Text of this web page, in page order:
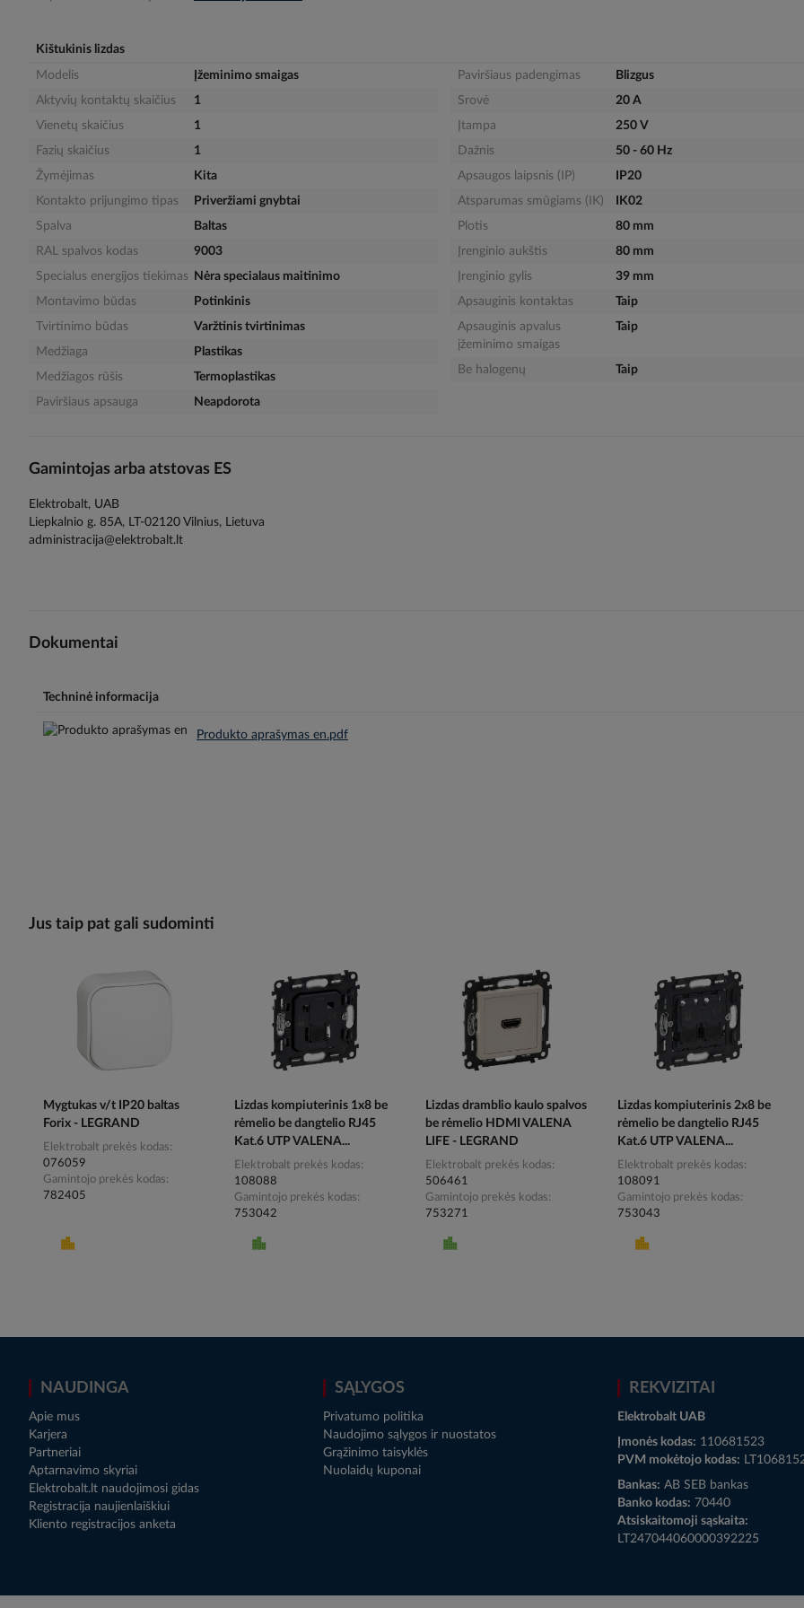
Kištukinis lizdas
Modelis
Įžeminimo smaigas
Aktyvių kontaktų skaičius
1
Vienetų skaičius
1
Fazių skaičius
1
Žymėjimas
Kita
Kontakto prijungimo tipas
Priveržiami gnybtai
Spalva
Baltas
RAL spalvos kodas
9003
Specialus energijos tiekimas
Nėra specialaus maitinimo
Montavimo būdas
Potinkinis
Tvirtinimo būdas
Varžtinis tvirtinimas
Medžiaga
Plastikas
Medžiagos rūšis
Termoplastikas
Paviršiaus apsauga
Neapdorota
Paviršiaus padengimas
Blizgus
Srovė
20 A
Įtampa
250 V
Dažnis
50 - 60 Hz
Apsaugos laipsnis (IP)
IP20
Atsparumas smūgiams (IK)
IK02
Plotis
80 mm
Įrenginio aukštis
80 mm
Įrenginio gylis
39 mm
Apsauginis kontaktas
Taip
Apsauginis apvalus
įžeminimo smaigas
Taip
Be halogenų Taip
Gamintojas arba atstovas ES
Elektrobalt, UAB
Liepkalnio g. 85A, LT-02120 Vilnius, Lietuva
administracija@elektrobalt.lt
Dokumentai
Techninė informacija
Produkto aprašymas en.pdf
Jus taip pat gali sudominti
Mygtukas v/t IP20 baltas
Forix - LEGRAND
Elektrobalt prekės kodas
076059
Gamintojo prekės kodas
782405
Lizdas kompiuterinis 1x8 be
rėmelio be dangtelio RJ45
Kat.6 UTP VALENA...
Elektrobalt prekės kodas
108088
Gamintojo prekės kodas
753042
Lizdas dramblio kaulo spalvos
be rėmelio HDMI VALENA
LIFE - LEGRAND
Elektrobalt prekės kodas
506461
Gamintojo prekės kodas
753271
Lizdas kompiuterinis 2x8 be
rėmelio be dangtelio RJ45
Kat.6 UTP VALENA...
Elektrobalt prekės kodas
108091
Gamintojo prekės kodas
753043
NAUDINGA
Apie mus
Karjera
Partneriai
Aptarnavimo skyriai
Elektrobalt.lt naudojimosi gidas
Registracija naujienlaiškiui
Kliento registracijos anketa
SĄLYGOS
Privatumo politika
Naudojimo sąlygos ir nuostatos
Grąžinimo taisyklės
Nuolaidų kuponai
REKVIZITAI
Elektrobalt UAB
Įmonės kodas: 110681523
PVM mokėtojo kodas:
Bankas: AB SEB bankas
Banko kodas: 70440
Atsiskaitomoji sąskaita:
LT247044060000392225